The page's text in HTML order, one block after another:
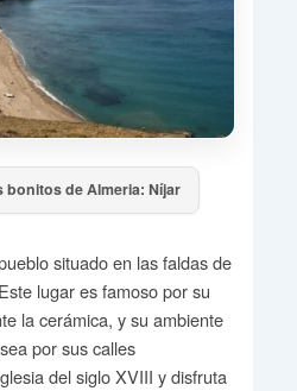
bonitos de Almeria: Níjar
situado en las faldas de
lugar es famoso por su
la cerámica, y su ambiente
por sus calles
del siglo XVIII y disfruta